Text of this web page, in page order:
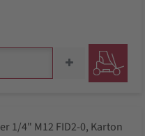
1/4" M12 FID2-0, Karton